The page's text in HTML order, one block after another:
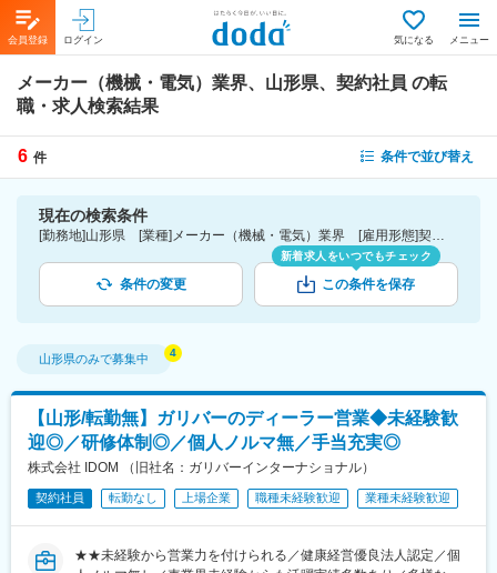
会員登録 ログイン 気になる メニュー
メーカー（機械・電気）業界、山形県、契約社員 の転
職・求人検索結果
6 件 条件で並び替え
現在の検索条件
[勤務地]山形県 [業種]メーカー（機械・電気）業界 [雇用形態]契約社員
条件の変更
新着求人をいつでもチェック
この条件を保存
山形県のみで募集中
【山形/転勤無】ガリバーのディーラー営業◆未経験歓
迎◎／研修体制◎／個人ノルマ無／手当充実◎
株式会社 IDOM （旧社名：ガリバーインターナショナル）
契約社員 転勤なし 上場企業 職種未経験歓迎 業種未経験歓迎
★★未経験から営業力を付けられる／健康経営優良法人認定／個